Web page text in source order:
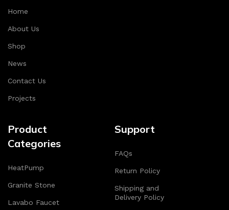
Home
About Us
Shop
News
Contact Us
Projects
Product
Categories
HeatPump
Granite Stone
Lavabo Faucet
Support
FAQs
Return Policy
Shipping and
Delivery Policy